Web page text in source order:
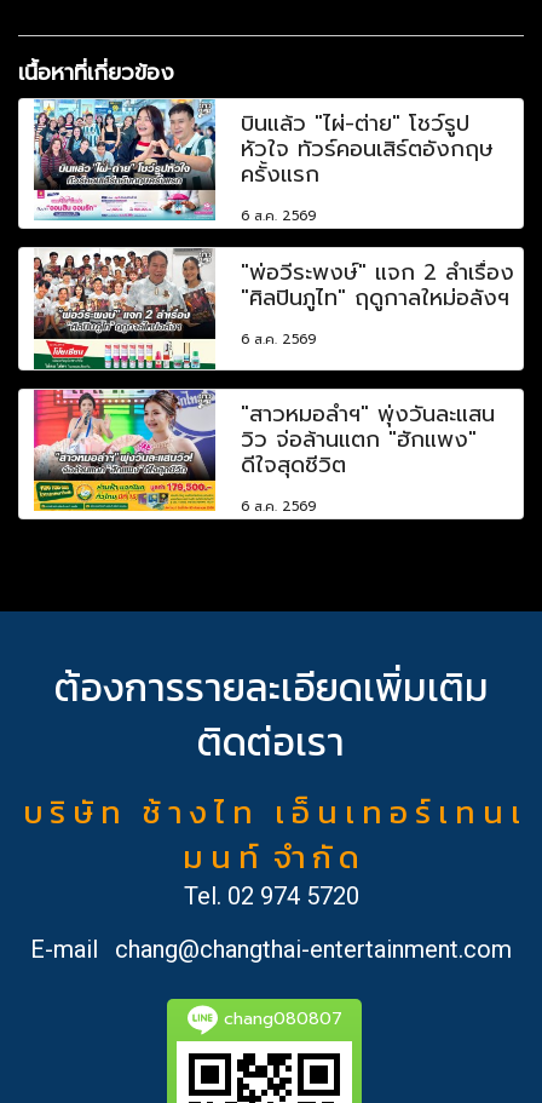
เนื้อหาที่เกี่ยวข้อง
บินแล้ว "ไผ่-ต่าย" โชว์รูป
หัวใจ ทัวร์คอนเสิร์ตอังกฤษ
ครั้งแรก
6 ส.ค. 2569
"พ่อวีระพงษ์" แจก 2 ลำเรื่อง
"ศิลปินภูไท" ฤดูกาลใหม่อลังฯ
6 ส.ค. 2569
"สาวหมอลำฯ" พุ่งวันละแสน
วิว จ่อล้านแตก "ฮักแพง"
ดีใจสุดชีวิต
6 ส.ค. 2569
ต้องการรายละเอียดเพิ่มเติม
ติดต่อเรา
บ ริ ษั ท ช้ า ง ไ ท เ อ็ น เ ท อ ร์ เ ท น เ
ม น ท์ จำ กั ด
Tel. 02 974 5720
E-mail
chang@changthai-entertainment.com
chang080807